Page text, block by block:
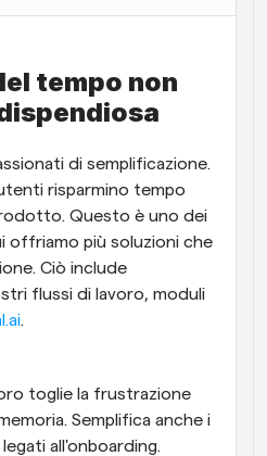
minuti
riunioni con più persone
tempo non
di semplificazione.
risparmino tempo
Questo è uno dei
offriamo più soluzioni che
Ciò include
flussi di lavoro, moduli
.
toglie la frustrazione
Semplifica anche i
all'onboarding.